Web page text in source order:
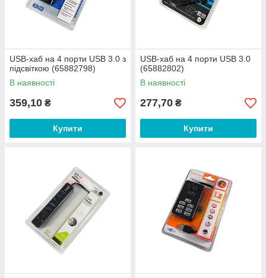
USB-хаб на 4 порти USB 3.0 з
підсвіткою (65882798)
В наявності
359,10 ₴
Купити
USB-хаб на 4 порти USB 3.0
(65882802)
В наявності
277,70 ₴
Купити